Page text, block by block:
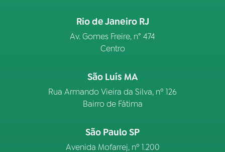
Rio de Janeiro RJ
Av. Gomes Freire, n° 474
Centro
São Luís MA
Rua Armando Vieira da Silva, nº 126
Bairro de Fátima
São Paulo SP
Avenida Mofarrej, nº 1.200